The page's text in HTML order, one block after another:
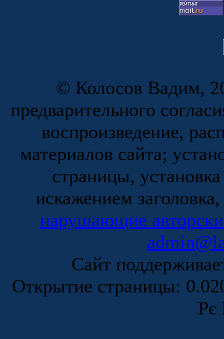
© Колосов Вадим,
предварительного
воспроизведение,
материалов сайта;
страницы,
искажением
нарушающие
Сайт
Открытие страницы:
Рє